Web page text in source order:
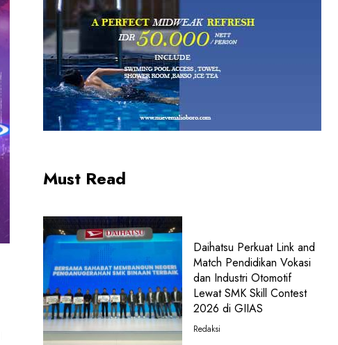
Must Read
Daihatsu Perkuat Link and
Match Pendidikan Vokasi
dan Industri Otomotif
Lewat SMK Skill Contest
2026 di GIIAS
Redaksi